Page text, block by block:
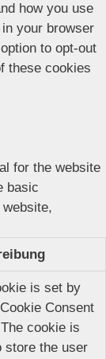
how you use
your browser
to opt-out
these cookies
for the website
basic
is set by
Consent
cookie is
store the user